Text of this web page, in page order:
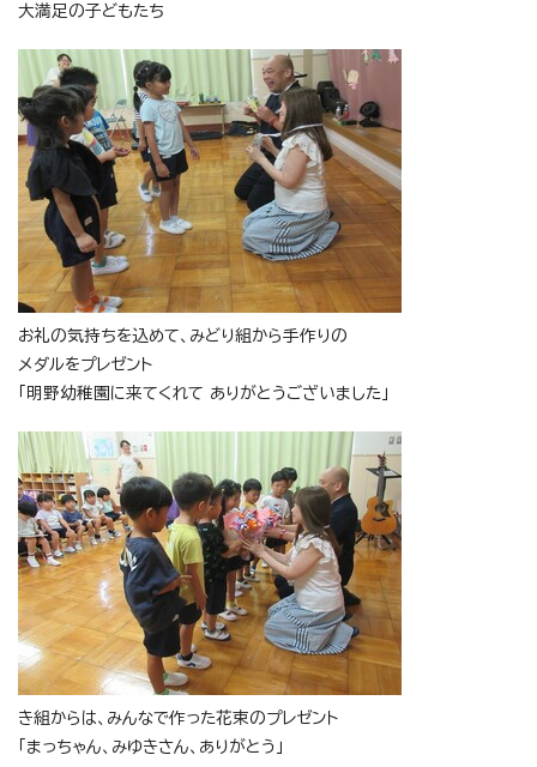
大満足の子どもたち
お礼の気持ちを込めて、みどり組から手作りの
メダルをプレゼント
「明野幼稚園に来てくれて ありがとうございました」
き組からは、みんなで作った花束のプレゼント
「まっちゃん、みゆきさん、ありがとう」